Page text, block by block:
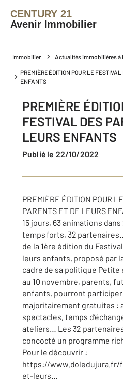
CENTURY 21
Avenir Immobilier
Immobilier Actualités immobilières à
PREMIÈRE ÉDITION POUR LE
ENFANTS
PREMIÈRE
FESTIVAL DES
LEURS ENFANTS
Publié le 22/10/2022
PREMIÈRE ÉDITION POUR
PARENTS ET DE LEURS
15 jours, 63 animations
temps forts, 32
de la 1ère édition du
leurs enfants, proposé par
cadre de sa politique Petite
au 10 novembre, parents,
enfants, pourront participer
majoritairement gratuites :
spectacles, temps
ateliers… Les 32
concocté un programme
Pour le découvrir :
https://www.doledujura.fr/
et-leurs...